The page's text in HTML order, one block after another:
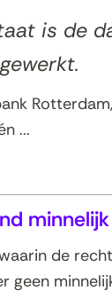
is de
...
de
geen